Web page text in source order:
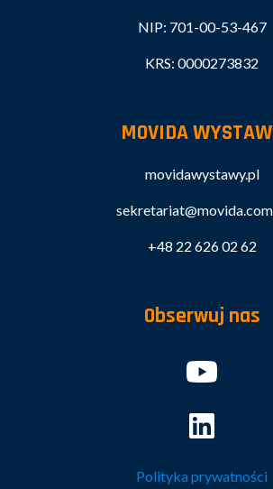
NIP: 701-00-53-467
KRS: 0000273832
MOVIDA
movidawystawy.pl
+48 22 626 02 62
Obserwuj nas
Polityka prywatności